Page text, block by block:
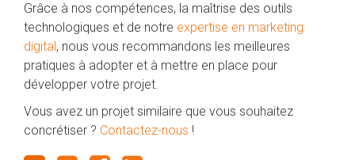
Grâce à nos compétences, la maîtrise des outils
technologiques et de notre expertise en marketing
digital , nous vous recommandons les meilleures
pratiques à adopter et à mettre en place pour
développer votre projet.
Vous avez un projet similaire que vous souhaitez
concrétiser ? Contactez-nous !